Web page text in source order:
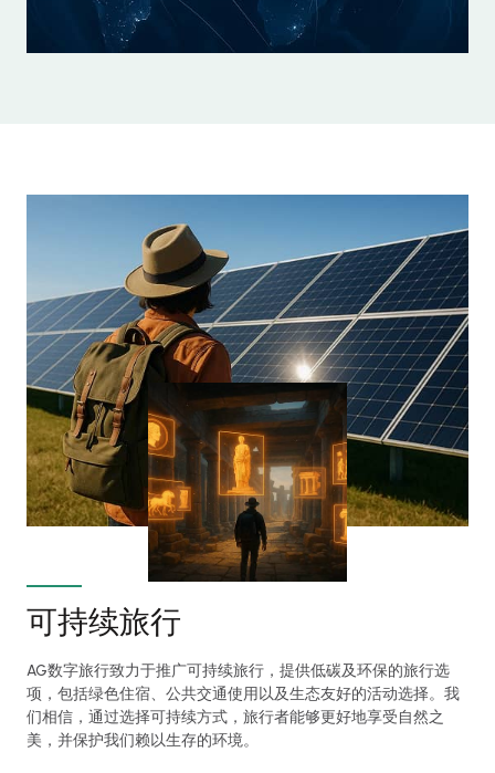
可持续旅行
AG数字旅行致力于推广可持续旅行，提供低碳及环保的旅行选
项，包括绿色住宿、公共交通使用以及生态友好的活动选择。我
们相信，通过选择可持续方式，旅行者能够更好地享受自然之
美，并保护我们赖以生存的环境。